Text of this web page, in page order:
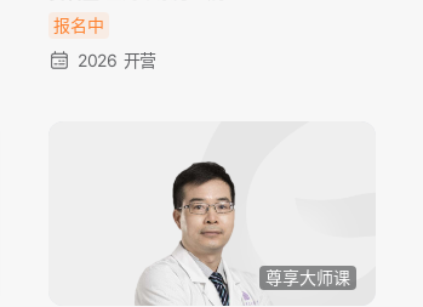
报名中
2026 开营
尊享大师课